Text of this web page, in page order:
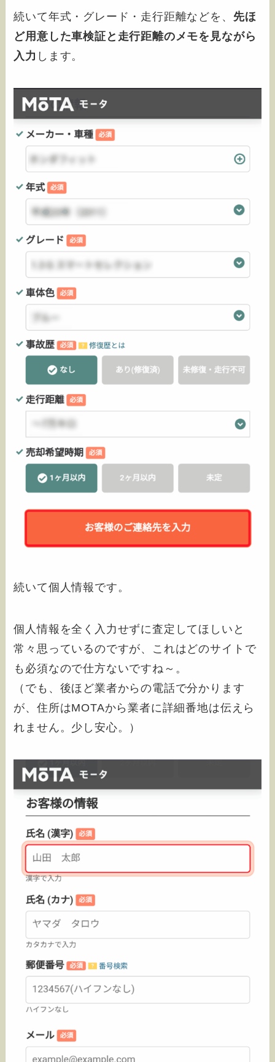
続いて年式・グレード・走行距離などを、 先ほ
ど用意した車検証と走行距離のメモを見ながら
入力 します。
続いて個人情報です。
個人情報を全く入力せずに査定してほしいと
常々思っているのですが、これはどのサイトで
も必須なので仕方ないですね～。
（でも、後ほど業者からの電話で分かります
が、住所はMOTAから業者に詳細番地は伝えら
れません。少し安心。）